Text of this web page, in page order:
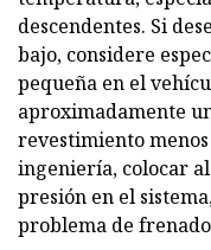
descendentes. Si
bajo, considere
pequeña en el
aproximadamente
revestimiento
ingeniería, colocar
presión en el
problema de